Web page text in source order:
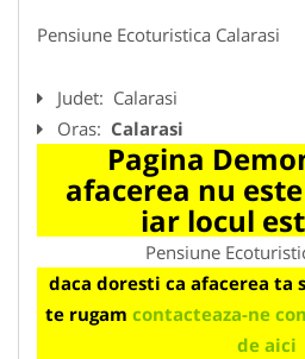
Pensiune Ecoturistica Calarasi
Judet: Calarasi
Oras: Calarasi
Pagina
afacerea nu
iar locul
Pensiune
daca doresti ca afacerea ta
te rugam contacteaza-ne
de aici